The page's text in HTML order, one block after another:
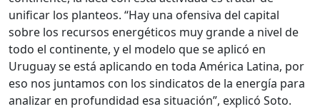
unificar los planteos. “Hay una ofensiva del capital
sobre los recursos energéticos muy grande a nivel de
todo el continente, y el modelo que se aplicó en
Uruguay se está aplicando en toda América Latina, por
eso nos juntamos con los sindicatos de la energía para
analizar en profundidad esa situación”, explicó Soto.